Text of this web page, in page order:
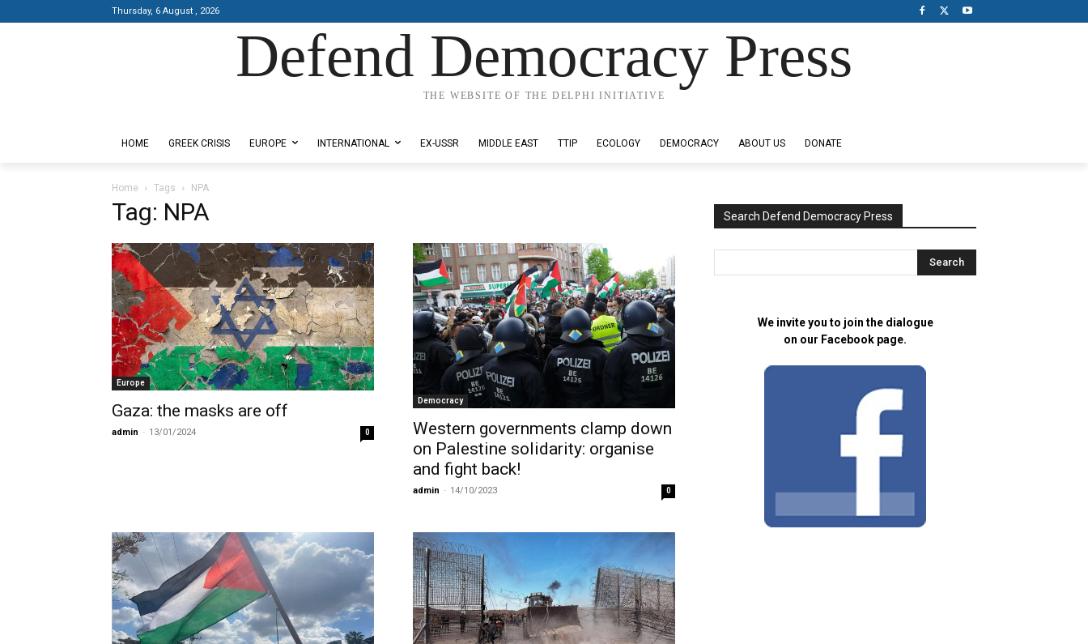
Thursday, 6 August , 2026
Defend Democracy Press
THE WEBSITE OF THE DELPHI INITIATIVE
HOME GREEK CRISIS EUROPE INTERNATIONAL EX-USSR MIDDLE EAST TTIP ECOLOGY DEMOCRACY ABOUT US DONATE
Home Tags NPA
Tag: NPA
Europe
Gaza: the masks are off
admin - 13/01/2024 0
Democracy
Western governments clamp down
on Palestine solidarity: organise
and fight back!
admin - 14/10/2023 0
Search Defend Democracy Press
We invite you to join the dialogue
on our Facebook page.